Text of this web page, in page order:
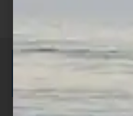
ISCRIVITI E